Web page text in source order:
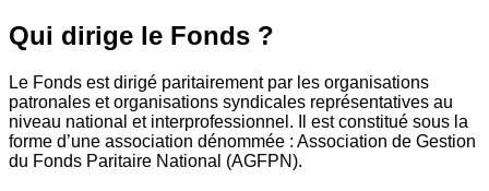
Qui dirige le Fonds ?
Le Fonds est dirigé paritairement par les organisations
patronales et organisations syndicales représentatives au
niveau national et interprofessionnel. Il est constitué sous la
forme d’une association dénommée : Association de Gestion
du Fonds Paritaire National (AGFPN).